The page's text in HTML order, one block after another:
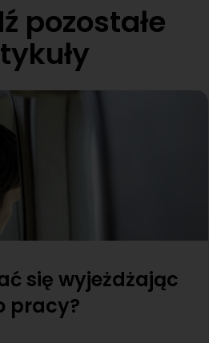
pozostałe
się wyjeżdżając
pracy?